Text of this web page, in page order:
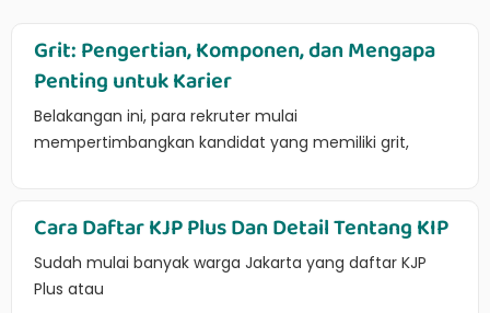
Grit: Pengertian, Komponen, dan Mengapa
Penting untuk Karier
Belakangan ini, para rekruter mulai
mempertimbangkan kandidat yang memiliki grit,
Cara Daftar KJP Plus Dan Detail Tentang KIP
Sudah mulai banyak warga Jakarta yang daftar KJP
Plus atau